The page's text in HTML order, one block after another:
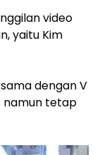
video
yaitu Kim
dengan V
namun tetap